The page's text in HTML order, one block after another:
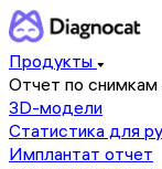
Продукты
Отчет по снимкам
3D-модели
Статистика для
Имплантат отчет